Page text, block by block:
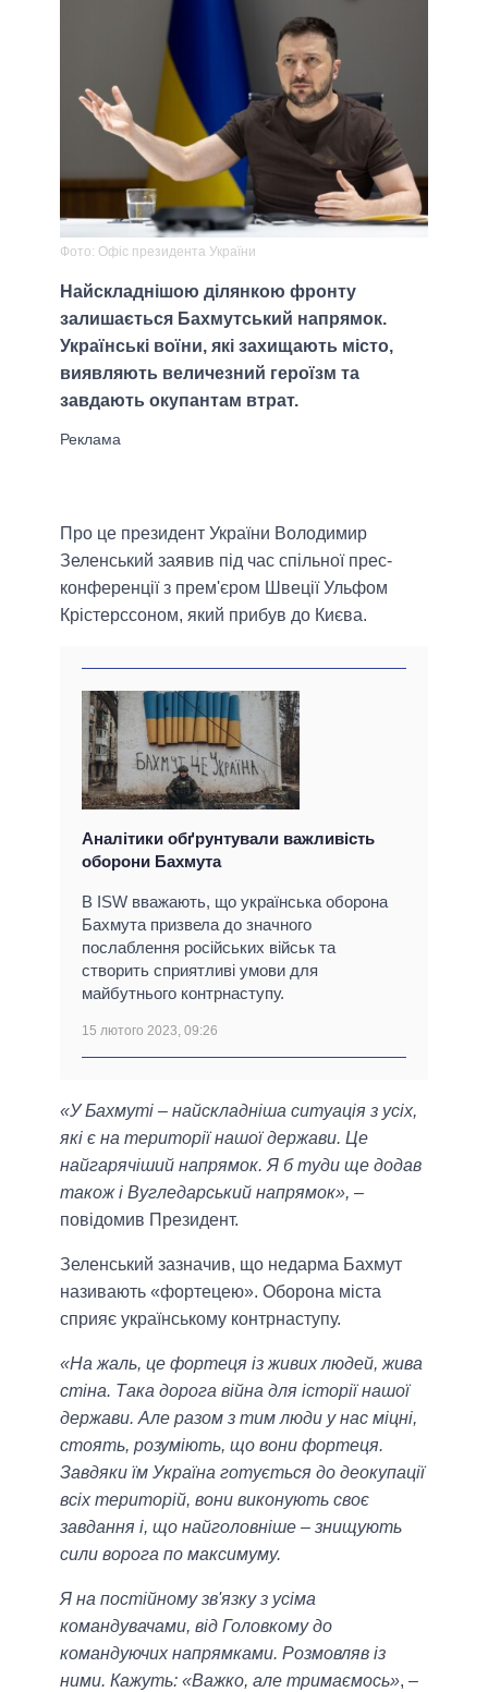
Фото: Офіс президента України
Найскладнішою ділянкою фронту
залишається Бахмутський напрямок.
Українські воїни, які захищають місто,
виявляють величезний героїзм та
завдають окупантам втрат.
Про це президент України Володимир
Зеленський заявив під час спільної прес-
конференції з прем'єром Швеції Ульфом
Крістерссоном, який прибув до Києва.
Аналітики обґрунтували важливість
оборони Бахмута
В ISW вважають, що українська оборона
Бахмута призвела до значного
послаблення російських військ та
створить сприятливі умови для
майбутнього контрнаступу.
15 лютого 2023, 09:26
«У Бахмуті – найскладніша ситуація з усіх,
які є на території нашої держави. Це
найгарячіший напрямок. Я б туди ще додав
також і Вугледарський напрямок», –
повідомив Президент.
Зеленський зазначив, що недарма Бахмут
називають «фортецею». Оборона міста
сприяє українському контрнаступу.
«На жаль, це фортеця із живих людей, жива
стіна. Така дорога війна для історії нашої
держави. Але разом з тим люди у нас міцні,
стоять, розуміють, що вони фортеця.
Завдяки їм Україна готується до деокупації
всіх територій, вони виконують своє
завдання і, що найголовніше – знищують
сили ворога по максимуму.
Я на постійному зв'язку з усіма
командувачами, від Головкому до
командуючих напрямками. Розмовляв із
ними. Кажуть: «Важко, але тримаємось», –